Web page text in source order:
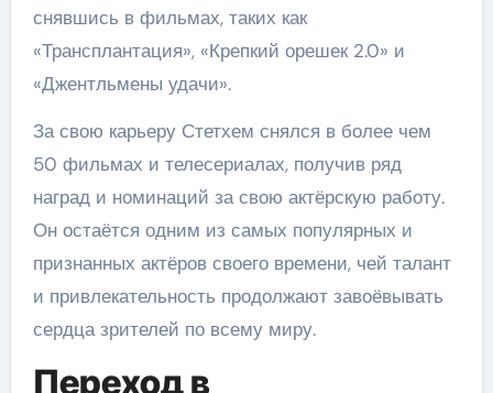
снявшись в фильмах, таких как
«Трансплантация», «Крепкий орешек 2.0» и
«Джентльмены удачи».
За свою карьеру Стетхем снялся в более чем
50 фильмах и телесериалах, получив ряд
наград и номинаций за свою актёрскую работу.
Он остаётся одним из самых популярных и
признанных актёров своего времени, чей талант
и привлекательность продолжают завоёвывать
сердца зрителей по всему миру.
Переход в